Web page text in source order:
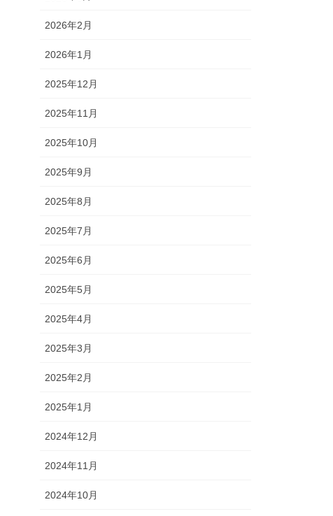
2026年2月
2026年1月
2025年12月
2025年11月
2025年10月
2025年9月
2025年8月
2025年7月
2025年6月
2025年5月
2025年4月
2025年3月
2025年2月
2025年1月
2024年12月
2024年11月
2024年10月